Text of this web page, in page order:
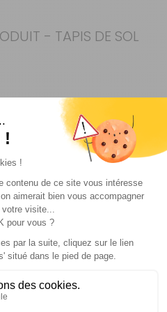
- TAPIS DE SOL
:
34,99 €TTC
Livraison à Domicile
: Contactez-nous au 04 68
Retrait Magasin
Sur commande
Contactez-nous au
AU PANIERcomplémentaires